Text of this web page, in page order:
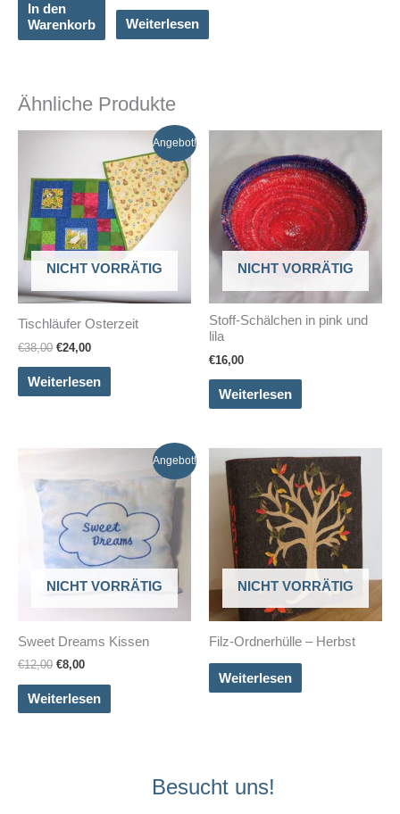
In den
Warenkorb
€200,00
ist:
Weiterlesen
Ähnliche Produkte
Angebot!
NICHT VORRÄTIG
Tischläufer Osterzeit
€38,00 Ursprünglicher
war:
€24,00Aktueller
ist:
€24,00.
Weiterlesen
NICHT VORRÄTIG
Stoff-Schälchen in pink und
lila
€16,00
Weiterlesen
Angebot!
NICHT VORRÄTIG
Sweet Dreams Kissen
€12,00 Ursprünglicher
war:
€8,00Aktueller
ist:
€8,00.
Weiterlesen
NICHT VORRÄTIG
Filz-Ordnerhülle – Herbst
Weiterlesen
Besucht uns!